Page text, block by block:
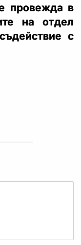
провежда в
на отдел
с